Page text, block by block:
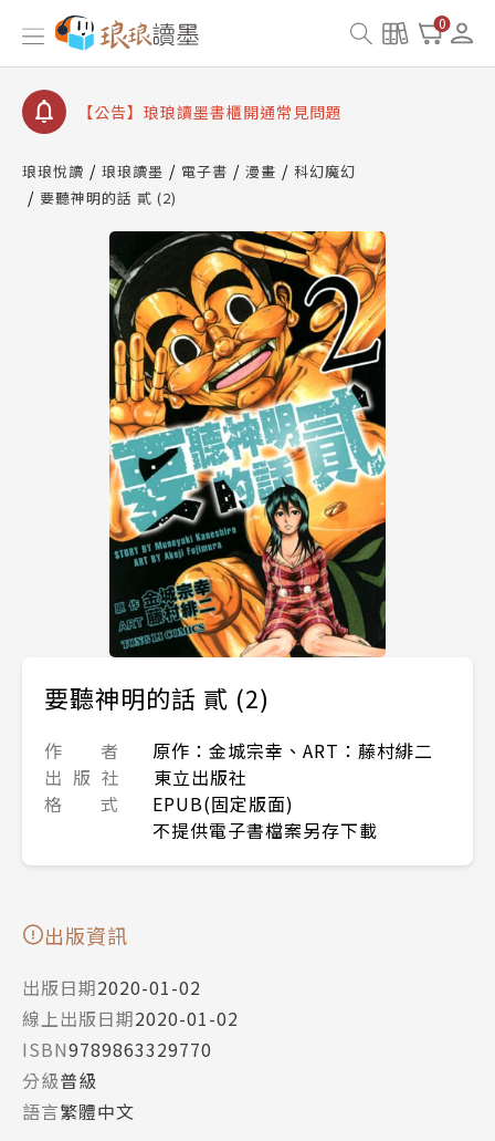
0
【公告】琅琅讀墨數位閱讀資產合併與書櫃開通申請
【公告】琅琅讀墨 3 分鐘完成書櫃開通與資產合併申
【公告】琅琅書店服務升級重要說明及資產合併結果
查詢
琅琅悅讀 琅琅讀墨 電子書 漫畫
科幻魔幻
要聽神明的話 貳 (2)
要聽神明的話 貳 (2)
作 者
原作：金城宗幸、ART：藤村緋二
出 版 社
東立出版社
格 式
EPUB(固定版面)
不提供電子書檔案另存下載
出版資訊
出版日期2020-01-02
線上出版日期2020-01-02
ISBN9789863329770
分級普級
語言繁體中文